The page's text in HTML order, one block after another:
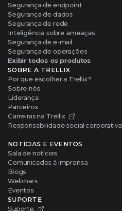
Segurança de endpoint
Segurança de dados
Segurança de rede
Inteligência sobre ameaças
Segurança de e-mail
Segurança de operações
Exibir todos os produtos
SOBRE A TRELLIX
Por que escolher a Trellix?
Sobre nós
Liderança
Parceiros
Carreiras na Trellix
Responsabilidade social corporativa
NOTÍCIAS E EVENTOS
Sala de notícias
Comunicados à imprensa
Blogs
Webinars
Eventos
SUPORTE
Suporte